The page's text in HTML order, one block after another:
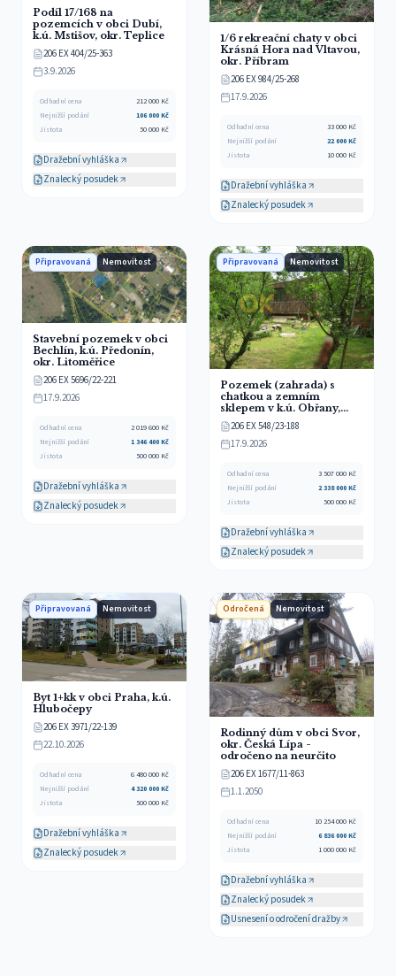
Podíl 17/168 na
pozemcích v obci Dubí,
k.ú. Mstišov, okr. Teplice
206 EX 404/25-363
3.9.2026
Odhadní cena 212 000 Kč
Nejnižší podání
106 000Kč
Jistota
50 000 Kč
Dražební vyhláška
Znalecký posudek
1/6 rekreační chaty v obci
Krásná Hora nad Vltavou,
okr. Příbram
206 EX 984/25-268
17.9.2026
Odhadní cena 33 000 Kč
Nejnižší podání
22 000Kč
Jistota
10 000 Kč
Dražební vyhláška
Znalecký posudek
Připravovaná Nemovitost
Stavební pozemek v obci
Bechlín, k.ú. Předonín,
okr. Litoměřice
206 EX 5696/22-221
17.9.2026
Odhadní cena 2 019 600 Kč
Nejnižší podání
1 346 400Kč
Jistota
500 000 Kč
Dražební vyhláška
Znalecký posudek
Připravovaná Nemovitost
Pozemek (zahrada) s
chatkou a zemním
sklepem v k.ú. Obřany,
obec Brno, okr. Brno-
město
206 EX 548/23-188
17.9.2026
Odhadní cena 3 507 000 Kč
Nejnižší podání
2 338 000Kč
Jistota
500 000 Kč
Dražební vyhláška
Znalecký posudek
Připravovaná Nemovitost
Byt 1+kk v obci Praha, k.ú.
Hlubočepy
206 EX 3971/22-139
22.10.2026
Odhadní cena 6 480 000 Kč
Nejnižší podání
4 320 000Kč
Jistota
500 000 Kč
Dražební vyhláška
Znalecký posudek
Odročená Nemovitost
Rodinný dům v obci Svor,
okr. Česká Lípa -
odročeno na neurčito
206 EX 1677/11-863
1.1.2050
Odhadní cena 10 254 000 Kč
Nejnižší podání
6 836 000Kč
Jistota
1 000 000 Kč
Dražební vyhláška
Znalecký posudek
Usnesení o odročení dražby